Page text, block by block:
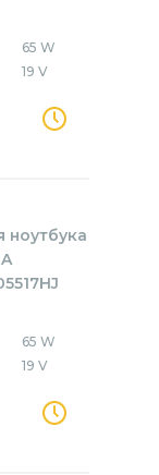
65 W
19 V
ноутбука
65 W
19 V